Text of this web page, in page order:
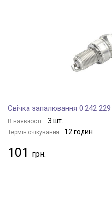
Свічка запалювання 0 242 229
В наявності: 3 шт.
Термін очікування: 12 годин
101